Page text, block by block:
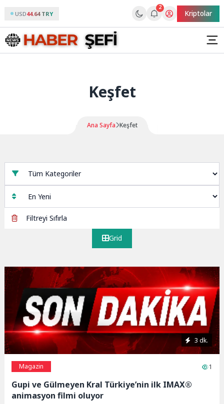
USD44.64 TRY
2
Kriptolar
Keşfet
Ana Sayfa Keşfet
Filtreyi Sıfırla
Grid
3 dk.
Magazin 1
Gupi ve Gülmeyen Kral Türkiye’nin ilk IMAX®
animasyon filmi oluyor